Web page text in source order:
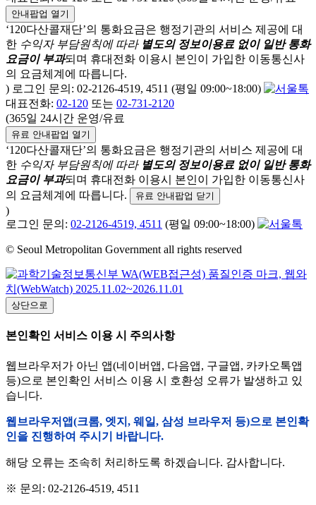
안내팝업 열기
‘120다산콜재단’의 통화요금은 행정기관의 서비스 제공에 대
한 수익자 부담원칙에 따라 별도의 정보이용료 없이 일반 통화
요금이 부과되며 휴대전화 이용시 본인이 가입한 이동통신사
의 요금체계에 따릅니다.
) 로그인 문의: 02-2126-4519, 4511 (평일 09:00~18:00)
대표전화: 02-120 또는 02-731-2120
(365일 24시간 운영/유료
유료 안내팝업 열기
‘120다산콜재단’의 통화요금은 행정기관의 서비스 제공에 대
한 수익자 부담원칙에 따라 별도의 정보이용료 없이 일반 통화
요금이 부과되며 휴대전화 이용시 본인이 가입한 이동통신사
의 요금체계에 따릅니다.
유료 안내팝업 닫기
)
로그인 문의: 02-2126-4519, 4511 (평일 09:00~18:00)
© Seoul Metropolitan Government all rights reserved
상단으로
본인확인 서비스 이용 시 주의사항
웹브라우저가 아닌 앱(네이버앱, 다음앱, 구글앱, 카카오톡앱
등)으로 본인확인 서비스 이용 시 호환성 오류가 발생하고 있
습니다.
웹브라우저앱(크롬, 엣지, 웨일, 삼성 브라우저 등)으로 본인확
인을 진행하여 주시기 바랍니다.
해당 오류는 조속히 처리하도록 하겠습니다. 감사합니다.
※ 문의: 02-2126-4519, 4511